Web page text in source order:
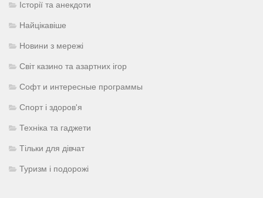
Історії та анекдоти
Найцікавіше
Новини з мережі
Світ казино та азартних ігор
Софт и интересные программы
Спорт і здоров'я
Техніка та гаджети
Тільки для дівчат
Туризм і подорожі